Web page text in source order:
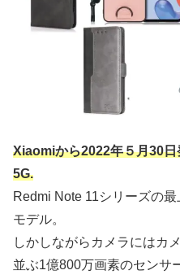
Xiaomiから2022年５月30
5G.
Redmi Note 11シリーズの
モデル。
しかしながらカメラにはカ
並ぶ1億800万画素のセンサ